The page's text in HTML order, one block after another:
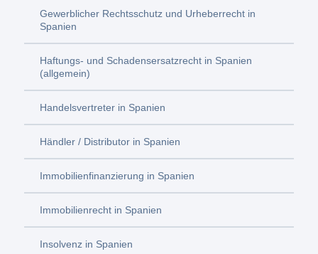
Gewerblicher Rechtsschutz und Urheberrecht in
Spanien
Haftungs- und Schadensersatzrecht in Spanien
(allgemein)
Handelsvertreter in Spanien
Händler / Distributor in Spanien
Immobilienfinanzierung in Spanien
Immobilienrecht in Spanien
Insolvenz in Spanien